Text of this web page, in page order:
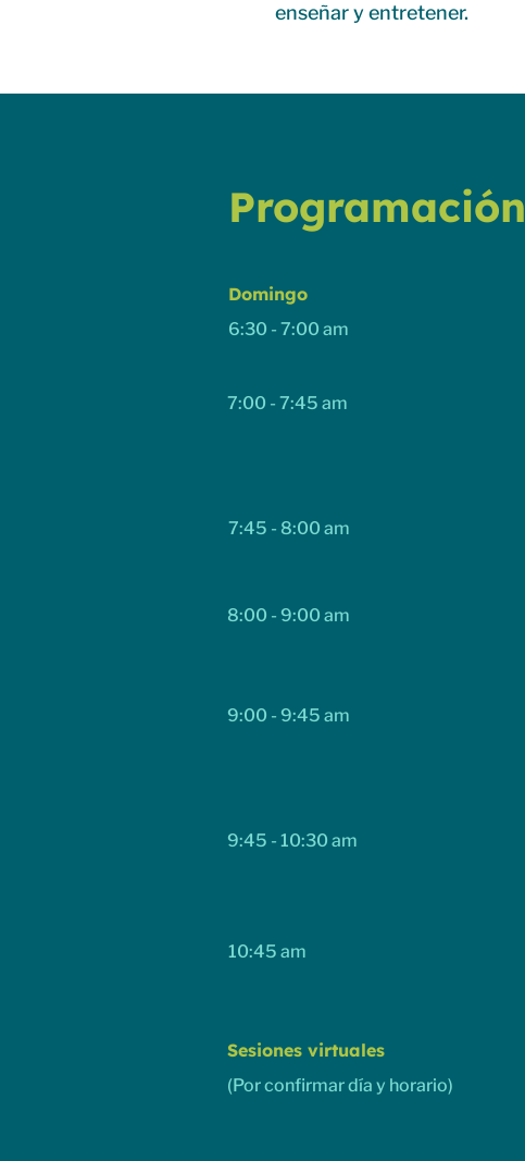
enseñar y entretener.
Programación
Domingo
6:30 - 7:00 am
7:00 - 7:45 am
7:45 - 8:00 am
8:00 - 9:00 am
9:00 - 9:45 am
9:45 - 10:30 am
10:45 am
Sesiones virtuales
(Por confirmar día y horario)